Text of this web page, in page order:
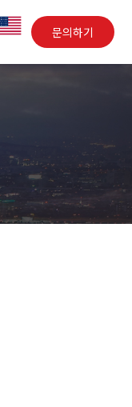
문의하기